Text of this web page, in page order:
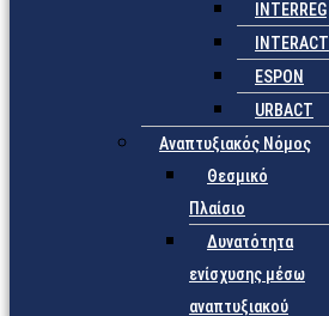
INTERREG
INTERACT
ESPON
URBACT
Αναπτυξιακός Νόμος
Θεσμικό
Πλαίσιο
Δυνατότητα
ενίσχυσης μέσω
αναπτυξιακού